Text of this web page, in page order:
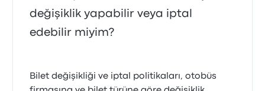
değişiklik yapabilir veya iptal
edebilir miyim?
Bilet değişikliği ve iptal politikaları, otobüs